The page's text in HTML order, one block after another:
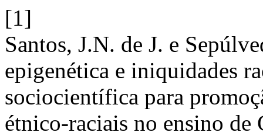
[1]
Santos, J.N. de J. e
epigenética e iniquidades
sociocientífica para
étnico-raciais no ensino de